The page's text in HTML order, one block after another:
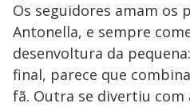
Os seguidores amam os
Antonella, e sempre
desenvoltura da
final, parece que
fã. Outra se divertiu com